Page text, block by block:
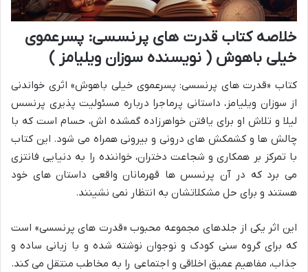
خلاصه کتاب قدرت های پرنسسی: پسرعموی
خیلی باهوش ( نویسنده سوزان ویلیامز )
کتاب «قدرت های پرنسسی: پسرعموی خیلی باهوش» اثری خواندنی
از سوزان ویلیامز، داستانی پرماجرا درباره مسئولیت پذیری پرنسس
لیلا و تلاش او برای یافتن خواهرزاده گمشده اش، حسام است که با
چالش ها و کشمکش های درونی و بیرونی همراه می شود. این کتاب
با تمرکز بر همکاری و شجاعت دختران، خواننده را به دنیایی فانتزی
می برد که در آن پرنسس ها قهرمانان واقعی داستان های خود
هستند و برای حل مشکلاتشان به انتظار نمی نشینند.
این اثر یکی از جلدهای مجموعه محبوب «قدرت های پرنسسی» است
که برای گروه سنی کودک و نوجوان نوشته شده و با زبانی ساده و
جذاب، مفاهیم عمیق اخلاقی و اجتماعی را به مخاطب منتقل می کند.